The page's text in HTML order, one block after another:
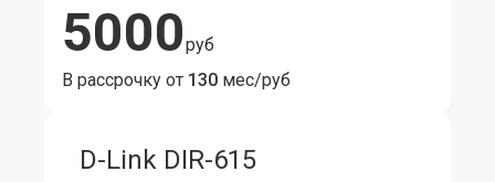
5000руб
В рассрочку от 130 мес/руб
D-Link DIR-615